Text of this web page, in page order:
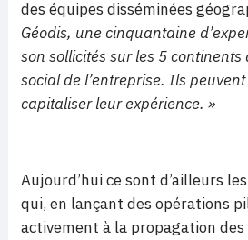
des équipes disséminées
Géodis, une cinquantaine
son sollicités sur les 5 continents
social de l’entreprise. Ils
capitaliser leur expérience. »
Aujourd’hui ce sont d’ailleurs
qui, en lançant des opérations
activement à la propagation des